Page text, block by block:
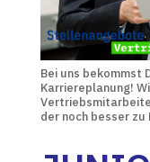
Bei uns bekommst
Karriereplanung!
der noch besser zu